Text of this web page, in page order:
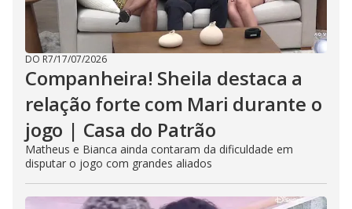
DO R7/17/07/2026
Companheira! Sheila destaca a
relação forte com Mari durante o
jogo | Casa do Patrão
Matheus e Bianca ainda contaram da dificuldade em
disputar o jogo com grandes aliados